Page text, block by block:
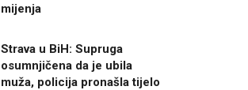
mijenja
Strava u BiH: Supruga
osumnjičena da je ubila
muža, policija pronašla tijelo